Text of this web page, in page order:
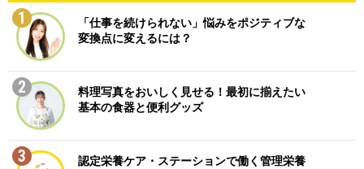
1
「仕事を続けられない」悩みをポジティブな
変換点に変えるには？
2
料理写真をおいしく見せる！最初に揃えたい
基本の食器と便利グッズ
3
認定栄養ケア・ステーションで働く管理栄養